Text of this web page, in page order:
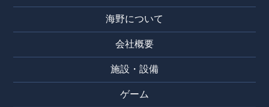
海野について
会社概要
施設・設備
ゲーム